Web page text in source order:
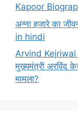
Kapoor
अन्ना हजारे का
in hindi
Arvind Kejriwal
मुख्यमंत्री अरविंद
मामला?